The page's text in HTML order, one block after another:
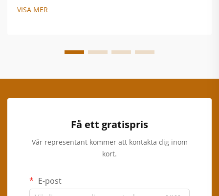
VISA MER
Få ett gratispris
Vår representant kommer att kontakta dig inom
kort.
E-post